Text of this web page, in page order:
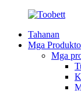
Tahanan
Mga Produkto
Mga